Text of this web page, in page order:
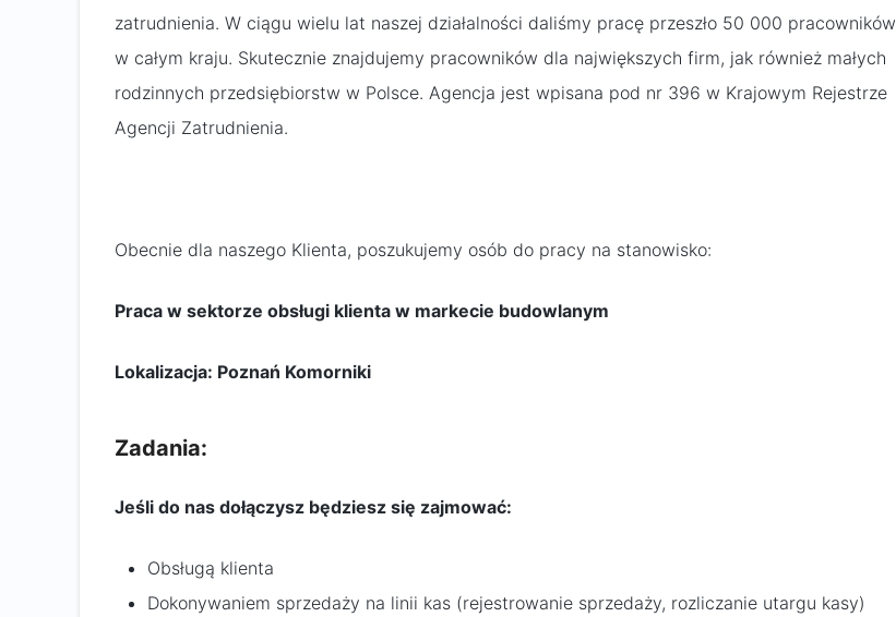
zatrudnienia. W ciągu wielu lat naszej działalności daliśmy pracę przeszło 50 000 pracowników
w całym kraju. Skutecznie znajdujemy pracowników dla największych firm, jak również małych
rodzinnych przedsiębiorstw w Polsce. Agencja jest wpisana pod nr 396 w Krajowym Rejestrze
Agencji Zatrudnienia.
Obecnie dla naszego Klienta, poszukujemy osób do pracy na stanowisko:
Praca w sektorze obsługi klienta w markecie budowlanym
Lokalizacja: Poznań Komorniki
Zadania:
Jeśli do nas dołączysz będziesz się zajmować:
Obsługą klienta
Dokonywaniem sprzedaży na linii kas (rejestrowanie sprzedaży, rozliczanie utargu kasy)